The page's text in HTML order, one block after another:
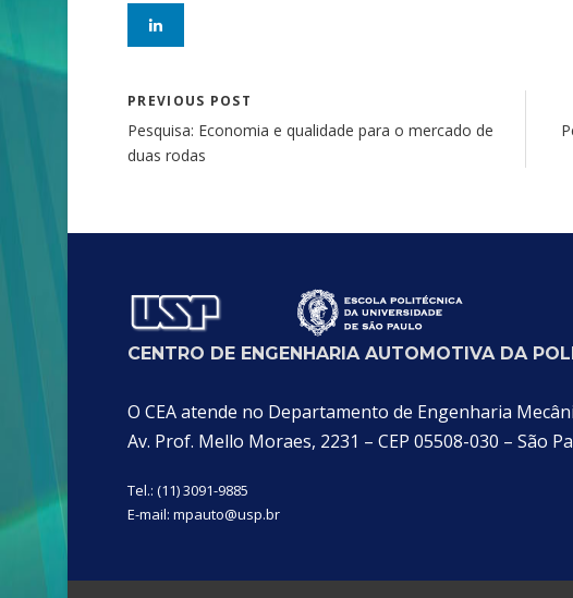
PREVIOUS POST
Pesquisa: Economia e qualidade para o mercado de
duas rodas
CENTRO DE ENGENHARIA AUTOMOTIVA DA
O CEA atende no Departamento de Engenharia
Av. Prof. Mello Moraes, 2231 – CEP 05508-030 – São
Tel.: (11) 3091-9885
E-mail: mpauto@usp.br